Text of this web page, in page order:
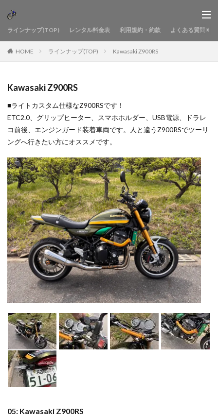
ラインナップ(TOP) レンタル料金表 利用規約・約款 よくある質問
HOME ラインナップ(TOP) Kawasaki Z900RS
Kawasaki Z900RS
■ライトカスタム仕様なZ900RSです！
ETC2.0、グリップヒーター、スマホホルダー、USB電源、ドラレ
コ前後、エンジンガード装着車両です。人と違うZ900RSでツーリ
ングへ行きたい方にオススメです。
05: Kawasaki Z900RS